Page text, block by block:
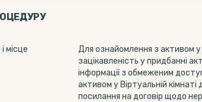
місце
Для ознайомлення з активом у
зацікавленість у придбанні
інформації з обмеженим
активом у Віртуальній
посилання на договір щодо